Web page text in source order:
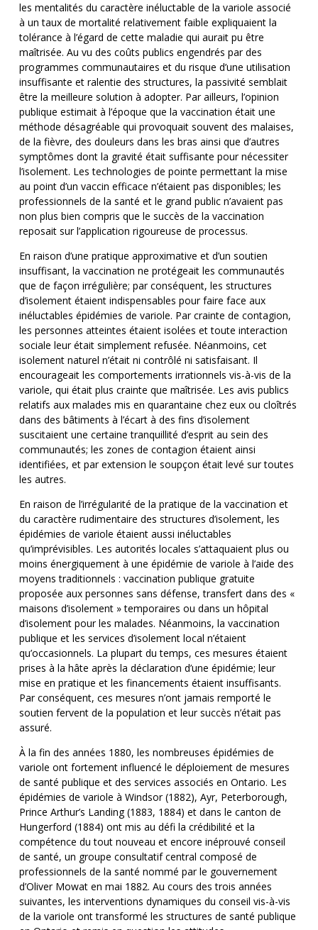
les mentalités du caractère inéluctable de la variole associé
à un taux de mortalité relativement faible expliquaient la
tolérance à l’égard de cette maladie qui aurait pu être
maîtrisée. Au vu des coûts publics engendrés par des
programmes communautaires et du risque d’une utilisation
insuffisante et ralentie des structures, la passivité semblait
être la meilleure solution à adopter. Par ailleurs, l’opinion
publique estimait à l’époque que la vaccination était une
méthode désagréable qui provoquait souvent des malaises,
de la fièvre, des douleurs dans les bras ainsi que d’autres
symptômes dont la gravité était suffisante pour nécessiter
l’isolement. Les technologies de pointe permettant la mise
au point d’un vaccin efficace n’étaient pas disponibles; les
professionnels de la santé et le grand public n’avaient pas
non plus bien compris que le succès de la vaccination
reposait sur l’application rigoureuse de processus.
En raison d’une pratique approximative et d’un soutien
insuffisant, la vaccination ne protégeait les communautés
que de façon irrégulière; par conséquent, les structures
d’isolement étaient indispensables pour faire face aux
inéluctables épidémies de variole. Par crainte de contagion,
les personnes atteintes étaient isolées et toute interaction
sociale leur était simplement refusée. Néanmoins, cet
isolement naturel n’était ni contrôlé ni satisfaisant. Il
encourageait les comportements irrationnels vis-à-vis de la
variole, qui était plus crainte que maîtrisée. Les avis publics
relatifs aux malades mis en quarantaine chez eux ou cloîtrés
dans des bâtiments à l’écart à des fins d’isolement
suscitaient une certaine tranquillité d’esprit au sein des
communautés; les zones de contagion étaient ainsi
identifiées, et par extension le soupçon était levé sur toutes
les autres.
En raison de l’irrégularité de la pratique de la vaccination et
du caractère rudimentaire des structures d’isolement, les
épidémies de variole étaient aussi inéluctables
qu’imprévisibles. Les autorités locales s’attaquaient plus ou
moins énergiquement à une épidémie de variole à l’aide des
moyens traditionnels : vaccination publique gratuite
proposée aux personnes sans défense, transfert dans des «
maisons d’isolement » temporaires ou dans un hôpital
d’isolement pour les malades. Néanmoins, la vaccination
publique et les services d’isolement local n’étaient
qu’occasionnels. La plupart du temps, ces mesures étaient
prises à la hâte après la déclaration d’une épidémie; leur
mise en pratique et les financements étaient insuffisants.
Par conséquent, ces mesures n’ont jamais remporté le
soutien fervent de la population et leur succès n’était pas
assuré.
À la fin des années 1880, les nombreuses épidémies de
variole ont fortement influencé le déploiement de mesures
de santé publique et des services associés en Ontario. Les
épidémies de variole à Windsor (1882), Ayr, Peterborough,
Prince Arthur’s Landing (1883, 1884) et dans le canton de
Hungerford (1884) ont mis au défi la crédibilité et la
compétence du tout nouveau et encore inéprouvé conseil
de santé, un groupe consultatif central composé de
professionnels de la santé nommé par le gouvernement
d’Oliver Mowat en mai 1882. Au cours des trois années
suivantes, les interventions dynamiques du conseil vis-à-vis
de la variole ont transformé les structures de santé publique